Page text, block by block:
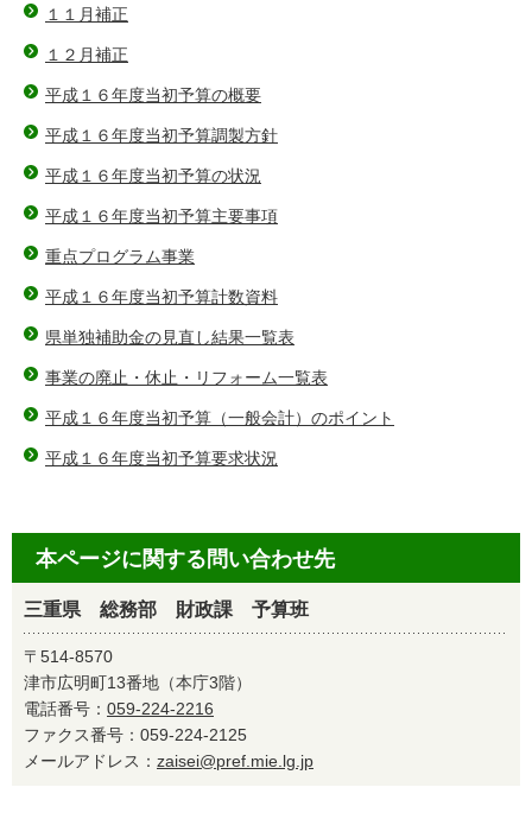
１１月補正
１２月補正
平成１６年度当初予算の概要
平成１６年度当初予算調製方針
平成１６年度当初予算の状況
平成１６年度当初予算主要事項
重点プログラム事業
平成１６年度当初予算計数資料
県単独補助金の見直し結果一覧表
事業の廃止・休止・リフォーム一覧表
平成１６年度当初予算（一般会計）のポイント
平成１６年度当初予算要求状況
本ページに関する問い合わせ先
三重県 総務部 財政課 予算班
〒514-8570
津市広明町13番地（本庁3階）
電話番号： 059-224-2216
ファクス番号：059-224-2125
メールアドレス： zaisei@pref.mie.lg.jp